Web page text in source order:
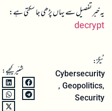
یہ خبر تفصیل سے یہاں پڑھی جا سکتی ہے:
decrypt
ٹیگز:
Cybersecurity
, Geopolitics,
Security
شئیر کیجیے: